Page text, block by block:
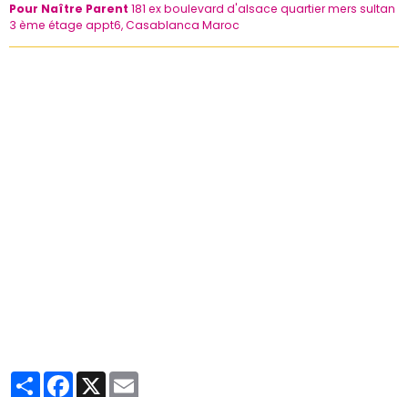
Pour Naître Parent 181 ex boulevard d'alsace quartier mers sultan
3 ème étage appt6, Casablanca Maroc
PartagerFacebook
X